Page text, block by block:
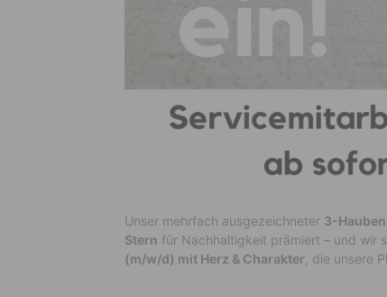
Unser mehrfach ausgezeichneter 3-
Stern für Nachhaltigkeit prämiert – und wir
(m/w/d) mit Herz & Charakter , die unsere